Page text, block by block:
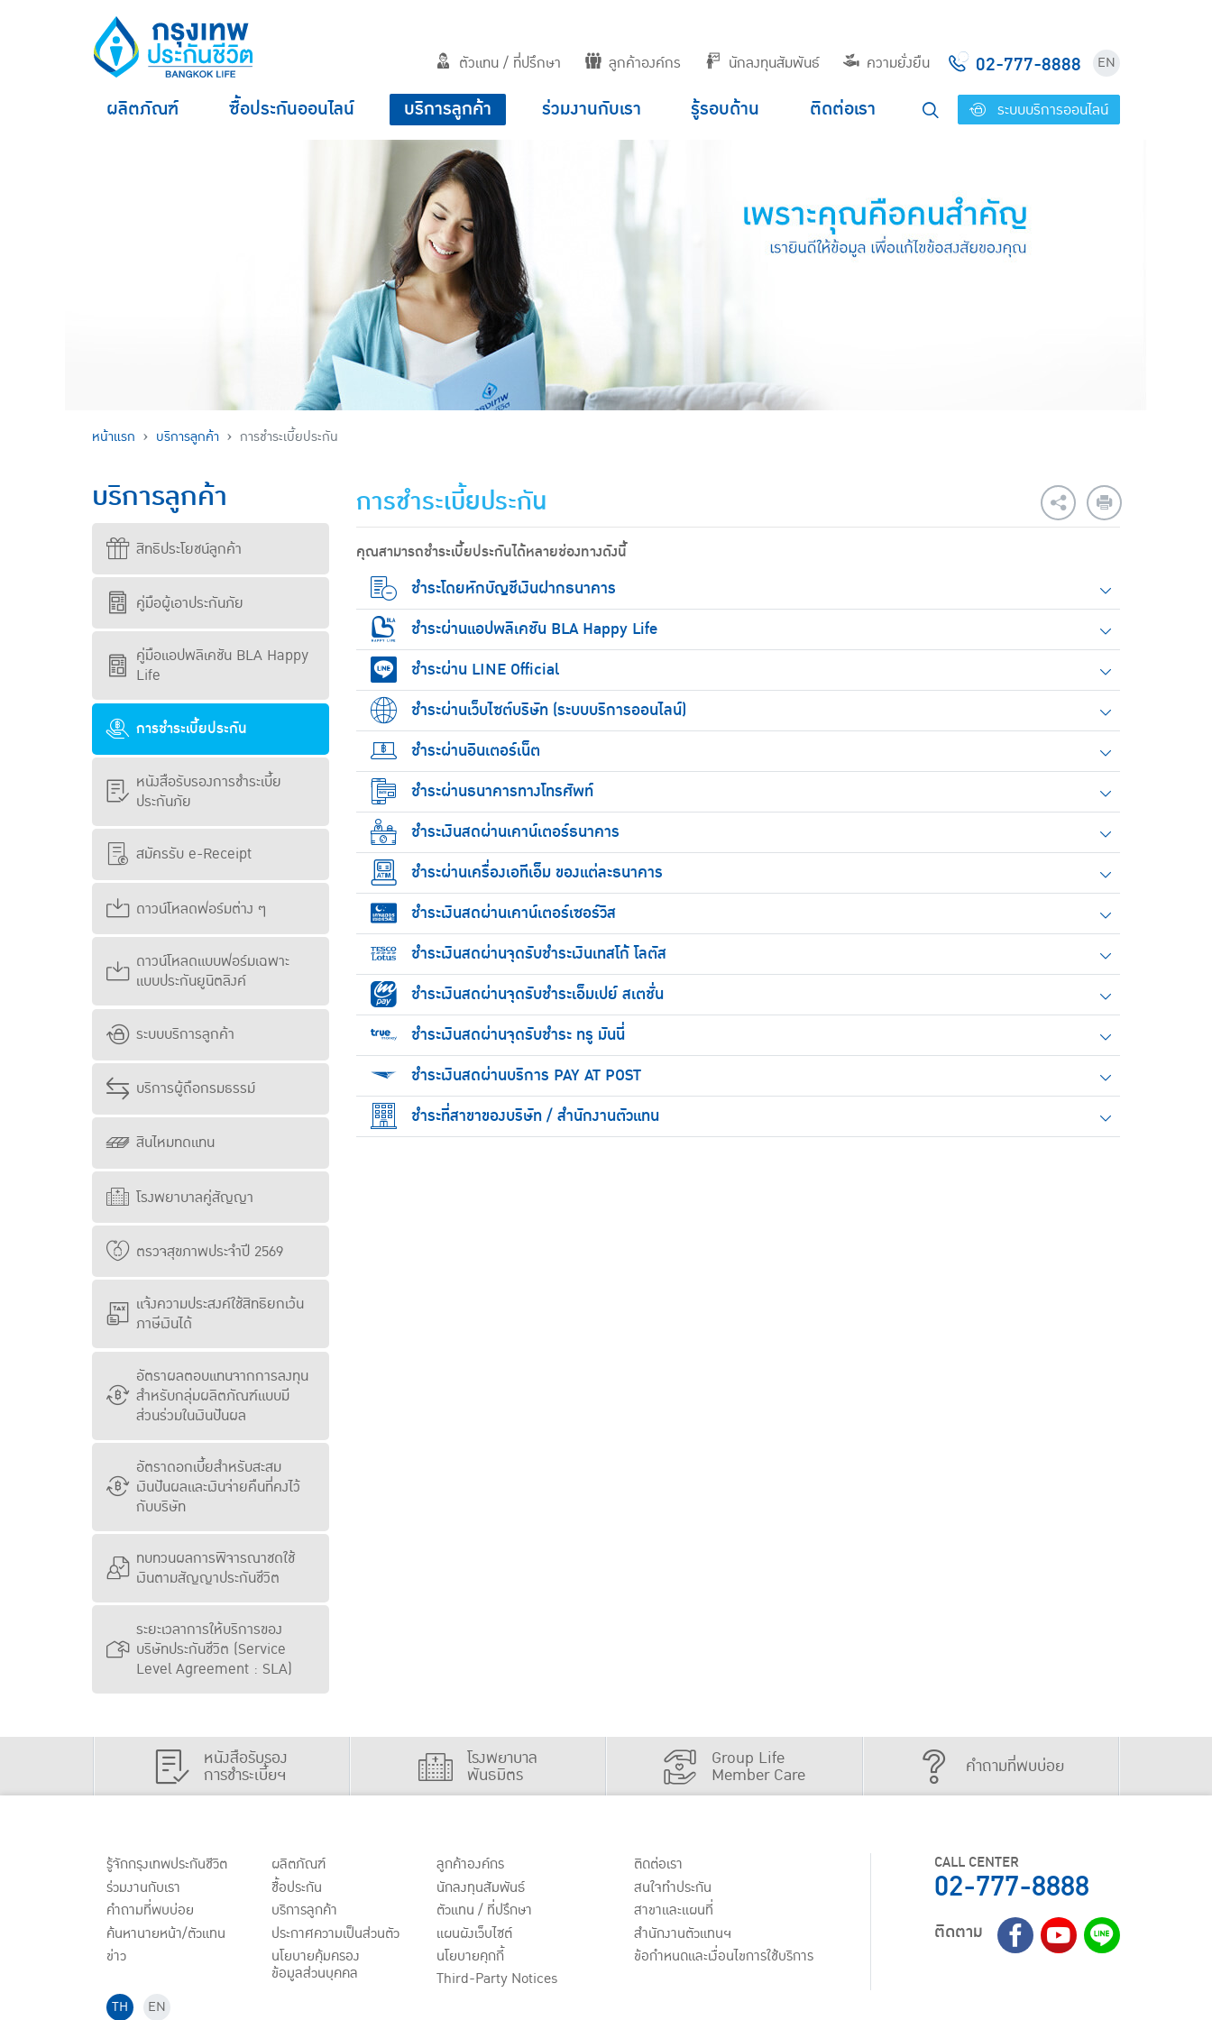
ตัวแทน / ที่ปรึกษา ลูกค้าองค์กร นักลงทุนสัมพันธ์ ความยั่งยืน 02-777-8888 EN
ผลิตภัณฑ์ ซื้อประกันออนไลน์ บริการลูกค้า ร่วมงานกับเรา รู้รอบด้าน ติดต่อเรา ระบบบริการออนไลน์
หน้าแรก บริการลูกค้า การชำระเบี้ยประกัน
บริการลูกค้า
สิทธิประโยชน์ลูกค้า
คู่มือผู้เอาประกันภัย
คู่มือแอปพลิเคชัน BLA Happy
Life
การชำระเบี้ยประกัน
หนังสือรับรองการชำระเบี้ย
ประกันภัย
สมัครรับ e-Receipt
ดาวน์โหลดฟอร์มต่าง ๆ
ดาวน์โหลดแบบฟอร์มเฉพาะ
แบบประกันยูนิตลิงค์
ระบบบริการลูกค้า
บริการผู้ถือกรมธรรม์
สินไหมทดแทน
โรงพยาบาลคู่สัญญา
ตรวจสุขภาพประจำปี 2569
แจ้งความประสงค์ใช้สิทธิยกเว้น
ภาษีเงินได้
อัตราผลตอบแทนจากการลงทุน
สำหรับกลุ่มผลิตภัณฑ์แบบมี
ส่วนร่วมในเงินปันผล
อัตราดอกเบี้ยสำหรับสะสม
เงินปันผลและเงินจ่ายคืนที่คงไว้
กับบริษัท
ทบทวนผลการพิจารณาชดใช้
เงินตามสัญญาประกันชีวิต
ระยะเวลาการให้บริการของ
บริษัทประกันชีวิต (Service
Level Agreement : SLA)
การชำระเบี้ยประกัน
คุณสามารถชำระเบี้ยประกันได้หลายช่องทางดังนี้
ชำระโดยหักบัญชีเงินฝากธนาคาร
ชำระผ่านแอปพลิเคชัน BLA Happy Life
ชำระผ่าน LINE Official
ชำระผ่านเว็บไซต์บริษัท (ระบบบริการออนไลน์)
ชำระผ่านอินเตอร์เน็ต
ชำระผ่านธนาคารทางโทรศัพท์
ชำระเงินสดผ่านเคาน์เตอร์ธนาคาร
ชำระผ่านเครื่องเอทีเอ็ม ของแต่ละธนาคาร
ชำระเงินสดผ่านเคาน์เตอร์เซอร์วิส
ชำระเงินสดผ่านจุดรับชำระเงินเทสโก้ โลตัส
ชำระเงินสดผ่านจุดรับชำระเอ็มเปย์ สเตชั่น
ชำระเงินสดผ่านจุดรับชำระ ทรู มันนี่
ชำระเงินสดผ่านบริการ PAY AT POST
ชำระที่สาขาของบริษัท / สำนักงานตัวแทน
หนังสือรับรอง
การชำระเบี้ยฯ
โรงพยาบาล
พันธมิตร
Group Life
Member Care คำถามที่พบบ่อย
รู้จักกรุงเทพประกันชีวิต
ร่วมงานกับเรา
คำถามที่พบบ่อย
ค้นหานายหน้า/ตัวแทน
ข่าว
ผลิตภัณฑ์
ชื้อประกัน
บริการลูกค้า
ประกาศความเป็นส่วนตัว
นโยบายคุ้มครอง
ข้อมูลส่วนบุคคล
ลูกค้าองค์กร
นักลงทุนสัมพันธ์
ตัวแทน / ที่ปรึกษา
แผนผังเว็บไซต์
นโยบายคุกกี้
Third-Party Notices
ติดต่อเรา
สนใจทำประกัน
สาขาและแผนที่
สำนักงานตัวแทนฯ
ข้อกำหนดและเงื่อนไขการใช้บริการ
CALL CENTER
02-777-8888
ติดตาม
TH EN